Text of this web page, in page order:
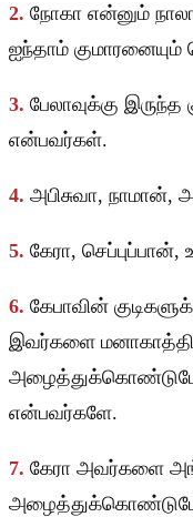
2. நோகா என்னும்
ஐந்தாம் குமாரனையும்
3. பேலாவுக்கு இருந்த
என்பவர்கள்.
4. அபிசுவா, நாமான்,
5. கேரா,
6. கேபாவின்
இவர்களை
என்பவர்களே.
7. கேரா அவர்களை